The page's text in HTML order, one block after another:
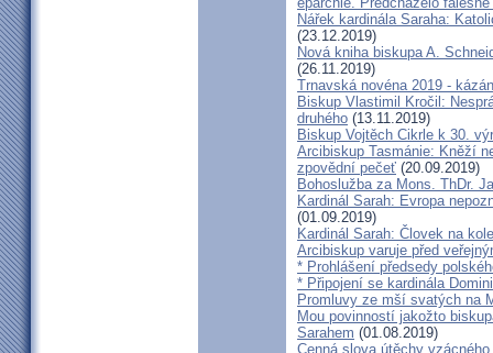
Nářek kardinála Saraha:
(23.12.2019)
Nová kniha biskupa A.
(26.11.2019)
Trnavská novéna 2019 -
Biskup Vlastimil Kročil:
druhého (13.11.2019)
Biskup Vojtěch Cikrle k 30.
Arcibiskup Tasmánie: Kněží
zpovědní pečeť (20.09.2019)
Bohoslužba za Mons. ThDr.
Kardinál Sarah: Evropa
(01.09.2019)
Kardinál Sarah: Človek na
Arcibiskup varuje před
* Prohlášení předsedy
* Připojení se kardinála
Promluvy ze mší svatých na
Mou povinností jakožto
Sarahem (01.08.2019)
Cenná slova útěchy